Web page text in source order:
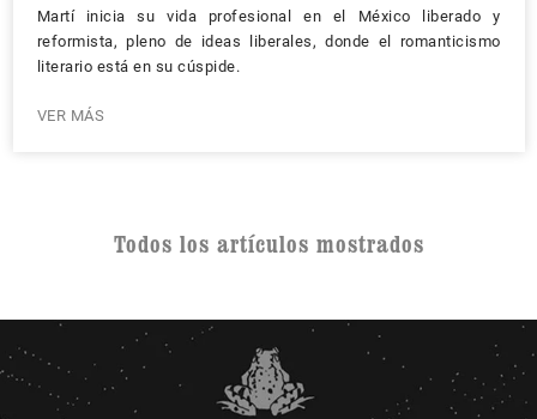
Martí inicia su vida profesional en el México liberado y
reformista, pleno de ideas liberales, donde el romanticismo
literario está en su cúspide.
VER MÁS
Todos los artículos mostrados